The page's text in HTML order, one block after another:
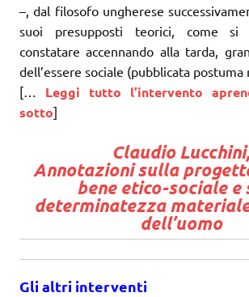
–, dal filosofo ungherese
suoi presupposti teorici, come
constatare accennando alla tarda,
dell’essere sociale (pubblicata postuma
[… Leggi tutto l’intervento
sotto]
Claudio
Annotazioni sulla
bene etico-sociale e
determinatezza
dell’uomo
Gli altri interventi